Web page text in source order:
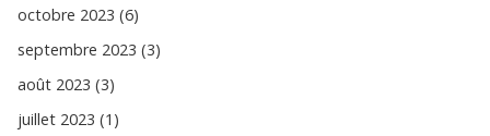
octobre 2023 (6)
septembre 2023 (3)
août 2023 (3)
juillet 2023 (1)